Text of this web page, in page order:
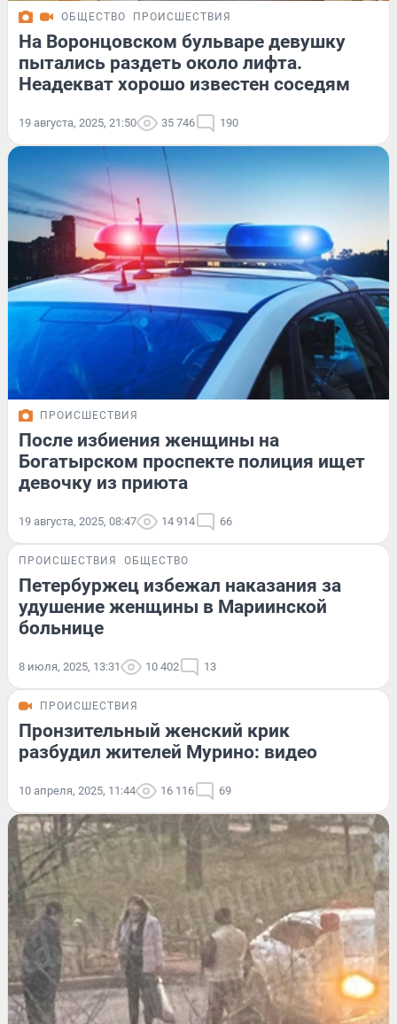
ОБЩЕСТВО ПРОИСШЕСТВИЯ
На Воронцовском бульваре девушку
пытались раздеть около лифта.
Неадекват хорошо известен соседям
19 августа, 2025, 21:50 35 746 190
ПРОИСШЕСТВИЯ
После избиения женщины на
Богатырском проспекте полиция ищет
девочку из приюта
19 августа, 2025, 08:47 14 914 66
ПРОИСШЕСТВИЯ ОБЩЕСТВО
Петербуржец избежал наказания за
удушение женщины в Мариинской
больнице
8 июля, 2025, 13:31 10 402 13
ПРОИСШЕСТВИЯ
Пронзительный женский крик
разбудил жителей Мурино: видео
10 апреля, 2025, 11:44 16 116 69